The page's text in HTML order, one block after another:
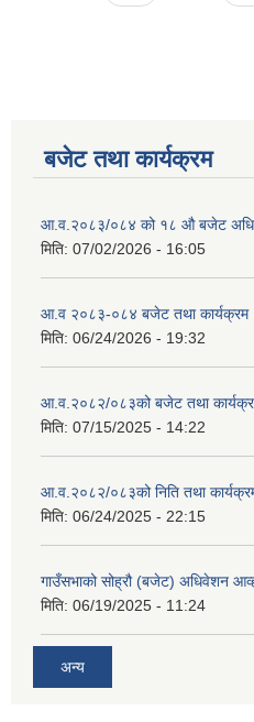
बजेट तथा कार्यक्रम
आ.व.२०८३/०८४ को १८ ‍औ बजेट
मिति: 07/02/2026 - 16:05
आ.व २०८३-०८४ बजेट तथा कार्यक्रम
मिति: 06/24/2026 - 19:32
आ.व.२०८२/०८३को बजेट तथा
मिति: 07/15/2025 - 14:22
आ.व.२०८२/०८३को निति तथा
मिति: 06/24/2025 - 22:15
गाउँसभाको सोह्रौ (बजेट) अधिवेशन
मिति: 06/19/2025 - 11:24
अन्य